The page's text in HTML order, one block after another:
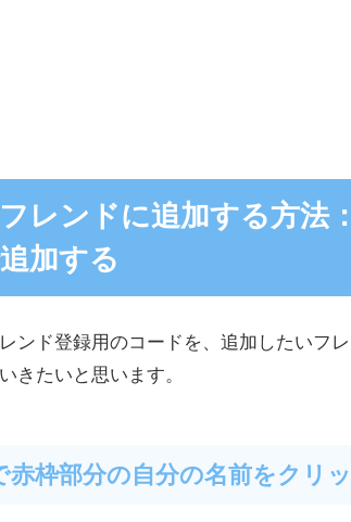
レンドに追加する方法
加する
ンド登録用のコードを、追加したいフ
きたいと思います。
赤枠部分の自分の名前をクリ